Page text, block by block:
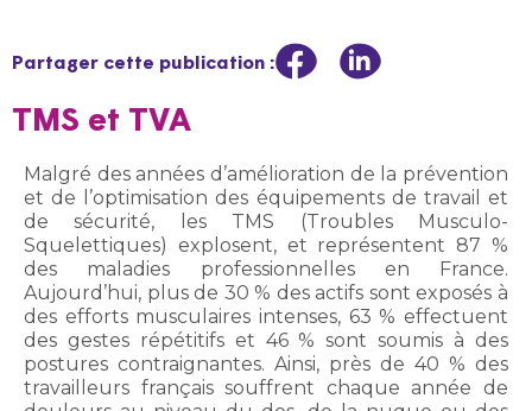
Partager cette publication :
TMS et TVA
Malgré des années d’amélioration de la prévention
et de l’optimisation des équipements de travail et
de sécurité, les TMS (Troubles Musculo-
Squelettiques) explosent, et représentent 87 %
des maladies professionnelles en France.
Aujourd’hui, plus de 30 % des actifs sont exposés à
des efforts musculaires intenses, 63 % effectuent
des gestes répétitifs et 46 % sont soumis à des
postures contraignantes. Ainsi, près de 40 % des
travailleurs français souffrent chaque année de